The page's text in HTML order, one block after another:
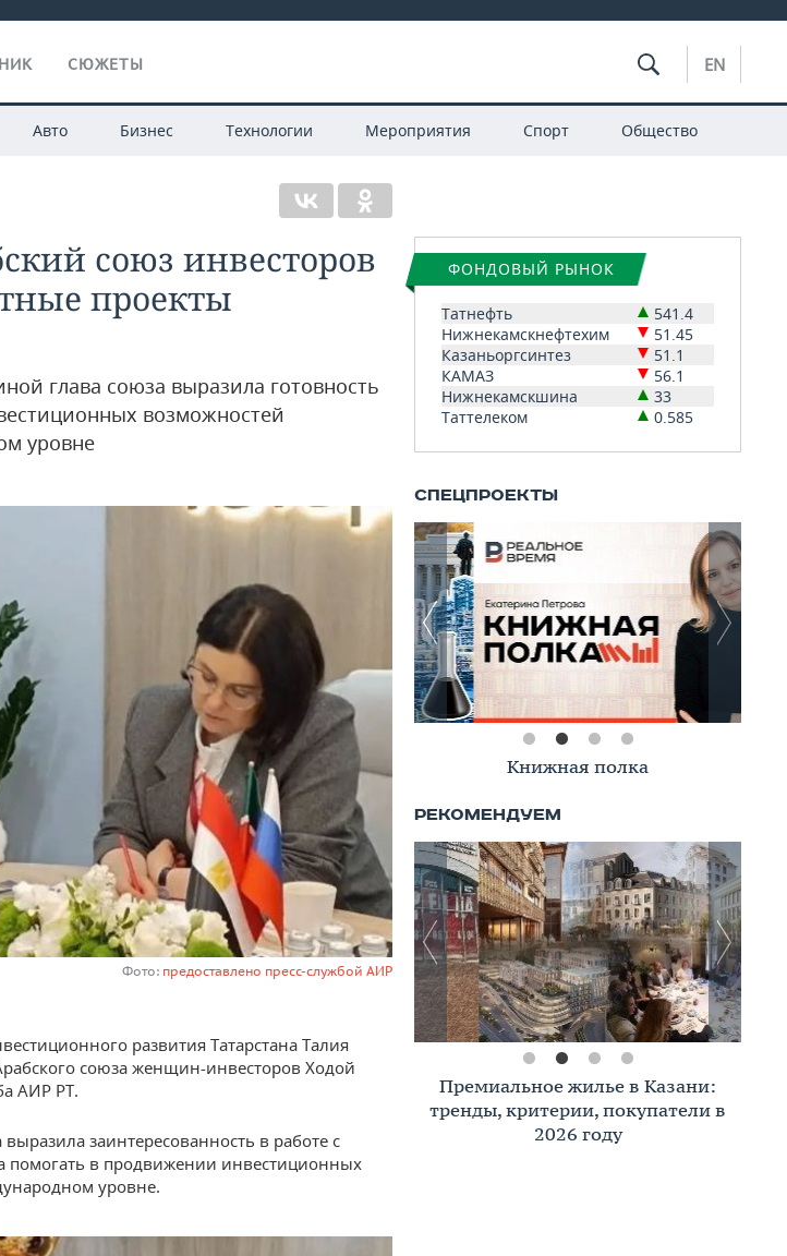
СЮЖЕТЫ EN
Авто Бизнес Технологии Мероприятия Спорт Общество
союз инвесторов
проекты
глава союза выразила готовность
возможностей
уровне
Фото: предоставлено пресс-службой АИР
развития Татарстана Талия
союза женщин-инвесторов Ходой
АИР РТ.
заинтересованность в работе с
помогать в продвижении инвестиционных
уровне.
ФОНДОВЫЙ РЫНОК
Татнефть
541.4
Нижнекамскнефтехим
51.45
Казаньоргсинтез
51.1
КАМАЗ
56.1
Нижнекамскшина
33
Таттелеком
0.585
Книжная полка
Премиальное жилье в Казани:
тренды, критерии, покупатели в
2026 году